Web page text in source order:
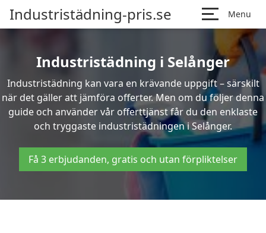
Industristädning-pris.se Menu
Industristädning i Selånger
Industristädning kan vara en krävande uppgift – särskilt
när det gäller att jämföra offerter. Men om du följer denna
guide och använder vår offerttjänst får du den enklaste
och tryggaste industristädningen i Selånger.
Få 3 erbjudanden, gratis och utan förpliktelser